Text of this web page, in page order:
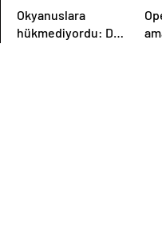
Okyanuslara
hükmediyordu: Dev